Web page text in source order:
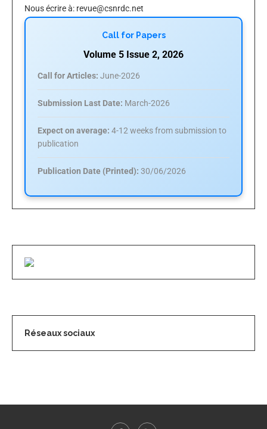
Nous écrire à: revue@csnrdc.net
Call for Papers
Volume 5 Issue 2, 2026
Call for Articles: June-2026
Submission Last Date: March-2026
Expect on average: 4-12 weeks from submission to
publication
Publication Date (Printed): 30/06/2026
Réseaux sociaux